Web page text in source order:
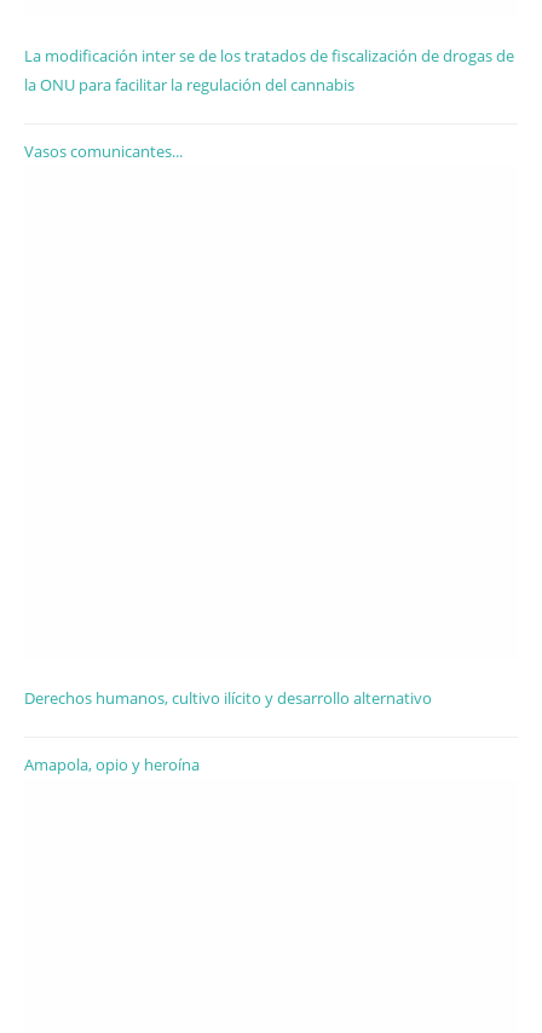
La modificación inter se de los tratados de fiscalización de drogas de
la ONU para facilitar la regulación del cannabis
Vasos comunicantes...
Derechos humanos, cultivo ilícito y desarrollo alternativo
Amapola, opio y heroína